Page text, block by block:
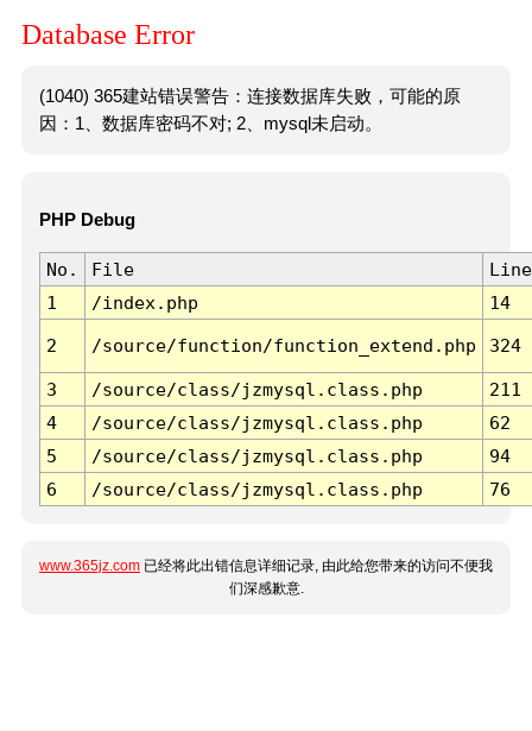
Database Error
(1040) 365建站错误警告：连接数据库失败，可能的原
因：1、数据库密码不对; 2、mysql未启动。
PHP Debug
No. File
Line
1
/index.php 14
2 /source/function/function_extend.php 324
3 /source/class/jzmysql.class.php
211
4
/source/class/jzmysql.class.php
62
5
/source/class/jzmysql.class.php
94
6
/source/class/jzmysql.class.php 76
www.365jz.com 已经将此出错信息详细记录, 由此给您带来的访问不便我
们深感歉意.